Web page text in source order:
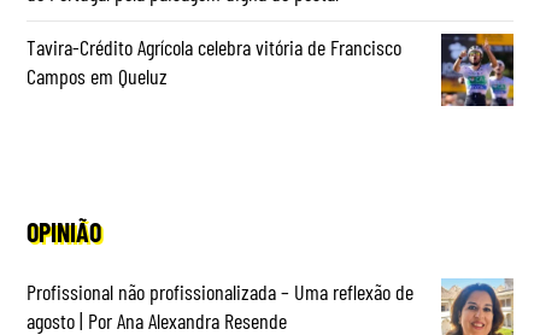
Tavira-Crédito Agrícola celebra vitória de Francisco
Campos em Queluz
OPINIÃO
Profissional não profissionalizada – Uma reflexão de
agosto | Por Ana Alexandra Resende